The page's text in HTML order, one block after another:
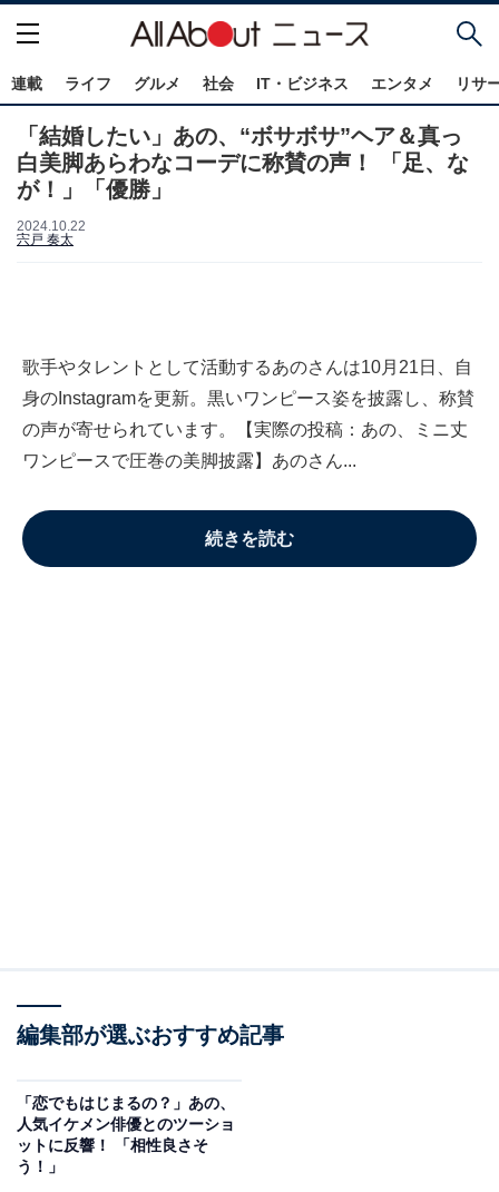
連載 ライフ グルメ 社会 IT・ビジネス エンタメ リサ
「結婚したい」あの、“ボサボサ”ヘア＆真っ
白美脚あらわなコーデに称賛の声！ 「足、な
が！」「優勝」
2024.10.22
宍戸 奏太
歌手やタレントとして活動するあのさんは10月21日、自
身のInstagramを更新。黒いワンピース姿を披露し、称賛
の声が寄せられています。【実際の投稿：あの、ミニ丈
ワンピースで圧巻の美脚披露】あのさん...
続きを読む
編集部が選ぶおすすめ記事
「恋でもはじまるの？」あの、
人気イケメン俳優とのツーショ
ットに反響！ 「相性良さそ
う！」